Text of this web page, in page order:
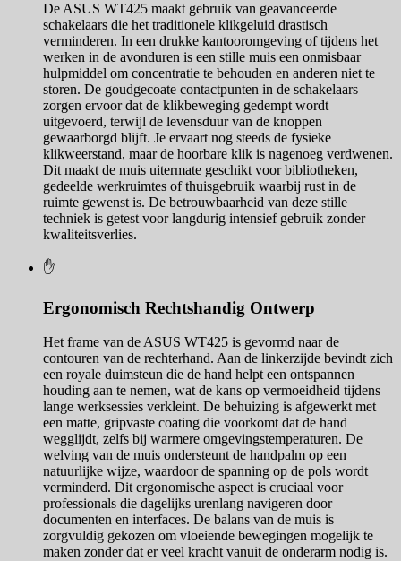
De ASUS WT425 maakt gebruik van geavanceerde
schakelaars die het traditionele klikgeluid drastisch
verminderen. In een drukke kantooromgeving of tijdens het
werken in de avonduren is een stille muis een onmisbaar
hulpmiddel om concentratie te behouden en anderen niet te
storen. De goudgecoate contactpunten in de schakelaars
zorgen ervoor dat de klikbeweging gedempt wordt
uitgevoerd, terwijl de levensduur van de knoppen
gewaarborgd blijft. Je ervaart nog steeds de fysieke
klikweerstand, maar de hoorbare klik is nagenoeg verdwenen.
Dit maakt de muis uitermate geschikt voor bibliotheken,
gedeelde werkruimtes of thuisgebruik waarbij rust in de
ruimte gewenst is. De betrouwbaarheid van deze stille
techniek is getest voor langdurig intensief gebruik zonder
kwaliteitsverlies.
✋
Ergonomisch Rechtshandig Ontwerp
Het frame van de ASUS WT425 is gevormd naar de
contouren van de rechterhand. Aan de linkerzijde bevindt zich
een royale duimsteun die de hand helpt een ontspannen
houding aan te nemen, wat de kans op vermoeidheid tijdens
lange werksessies verkleint. De behuizing is afgewerkt met
een matte, gripvaste coating die voorkomt dat de hand
wegglijdt, zelfs bij warmere omgevingstemperaturen. De
welving van de muis ondersteunt de handpalm op een
natuurlijke wijze, waardoor de spanning op de pols wordt
verminderd. Dit ergonomische aspect is cruciaal voor
professionals die dagelijks urenlang navigeren door
documenten en interfaces. De balans van de muis is
zorgvuldig gekozen om vloeiende bewegingen mogelijk te
maken zonder dat er veel kracht vanuit de onderarm nodig is.